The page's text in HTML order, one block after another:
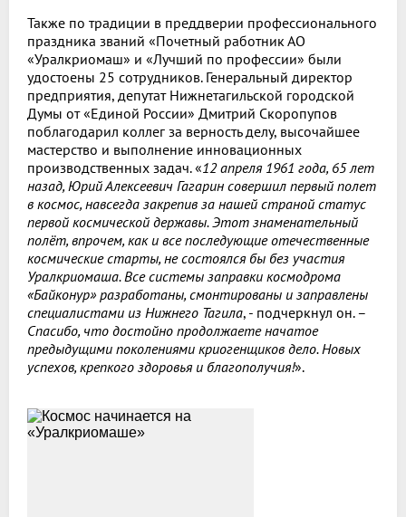
Также по традиции в преддверии профессионального
праздника званий «Почетный работник АО
«Уралкриомаш» и «Лучший по профессии» были
удостоены 25 сотрудников. Генеральный директор
предприятия, депутат Нижнетагильской городской
Думы от «Единой России» Дмитрий Скоропупов
поблагодарил коллег за верность делу, высочайшее
мастерство и выполнение инновационных
производственных задач. «12 апреля 1961 года, 65 лет
назад, Юрий Алексеевич Гагарин совершил первый полет
в космос, навсегда закрепив за нашей страной статус
первой космической державы. Этот знаменательный
полёт, впрочем, как и все последующие отечественные
космические старты, не состоялся бы без участия
Уралкриомаша. Все системы заправки космодрома
«Байконур» разработаны, смонтированы и заправлены
специалистами из Нижнего Тагила, - подчеркнул он. –
Спасибо, что достойно продолжаете начатое
предыдущими поколениями криогенщиков дело. Новых
успехов, крепкого здоровья и благополучия!».